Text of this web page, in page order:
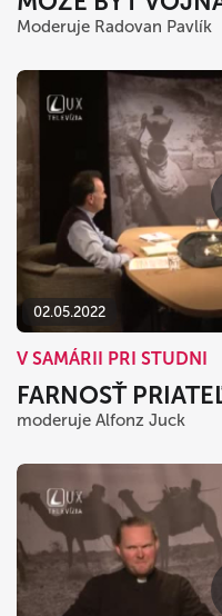
Moderuje Radovan Pavlík
02.05.2022
V SAMÁRII PRI STUDNI
FARNOSŤ
moderuje Alfonz Juck